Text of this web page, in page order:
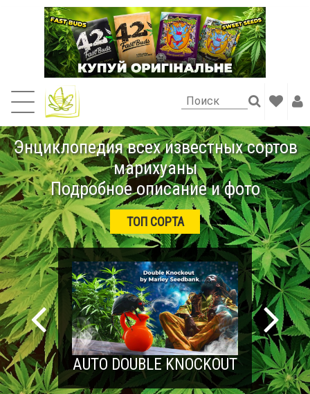
Энциклопедия всех известных сортов
марихуаны
Подробное описание и фото
ТОП СОРТА
AUTO DOUBLE KNOCKOUT